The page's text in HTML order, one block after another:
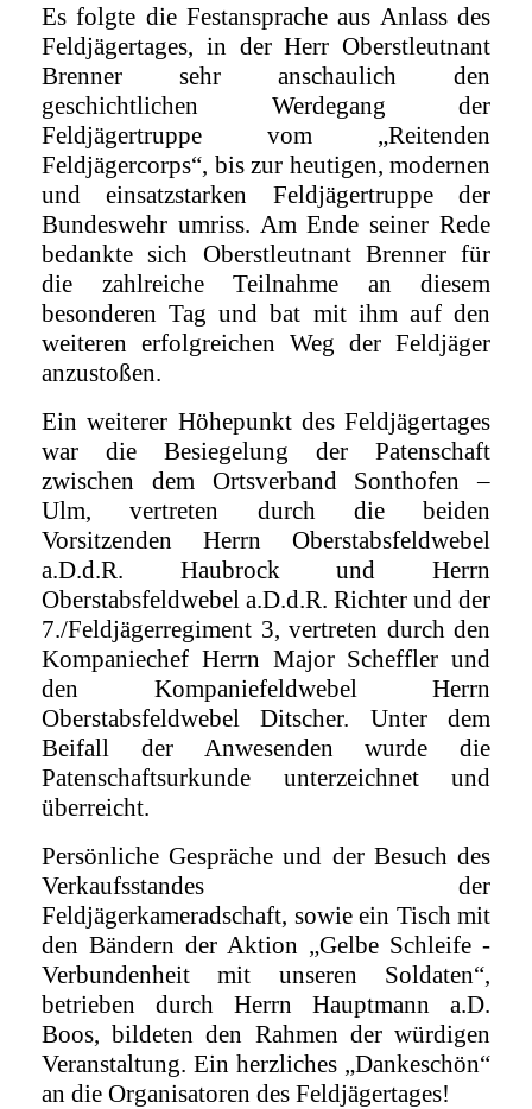
Es folgte die Festansprache aus Anlass des
Feldjägertages, in der Herr Oberstleutnant
Brenner sehr anschaulich den
geschichtlichen Werdegang der
Feldjägertruppe vom „Reitenden
Feldjägercorps“, bis zur heutigen, modernen
und einsatzstarken Feldjägertruppe der
Bundeswehr umriss. Am Ende seiner Rede
bedankte sich Oberstleutnant Brenner für
die zahlreiche Teilnahme an diesem
besonderen Tag und bat mit ihm auf den
weiteren erfolgreichen Weg der Feldjäger
anzustoßen.
Ein weiterer Höhepunkt des Feldjägertages
war die Besiegelung der Patenschaft
zwischen dem Ortsverband Sonthofen –
Ulm, vertreten durch die beiden
Vorsitzenden Herrn Oberstabsfeldwebel
a.D.d.R. Haubrock und Herrn
Oberstabsfeldwebel a.D.d.R. Richter und der
7./Feldjägerregiment 3, vertreten durch den
Kompaniechef Herrn Major Scheffler und
den Kompaniefeldwebel Herrn
Oberstabsfeldwebel Ditscher. Unter dem
Beifall der Anwesenden wurde die
Patenschaftsurkunde unterzeichnet und
überreicht.
Persönliche Gespräche und der Besuch des
Verkaufsstandes der
Feldjägerkameradschaft, sowie ein Tisch mit
den Bändern der Aktion „Gelbe Schleife -
Verbundenheit mit unseren Soldaten“,
betrieben durch Herrn Hauptmann a.D.
Boos, bildeten den Rahmen der würdigen
Veranstaltung. Ein herzliches „Dankeschön“
an die Organisatoren des Feldjägertages!